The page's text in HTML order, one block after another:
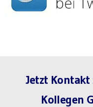
Jetzt Kontakt
Kollegen